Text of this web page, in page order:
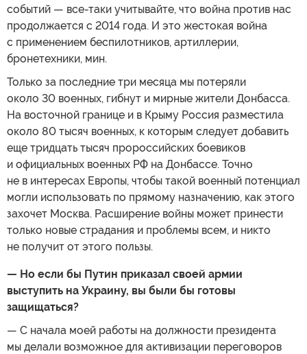
событий — все-таки учитывайте, что война против нас
продолжается с 2014 года. И это жестокая война
с применением беспилотников, артиллерии,
бронетехники, мин.
Только за последние три месяца мы потеряли
около 30 военных, гибнут и мирные жители Донбасса.
На восточной границе и в Крыму Россия разместила
около 80 тысяч военных, к которым следует добавить
еще тридцать тысяч пророссийских боевиков
и официальных военных РФ на Донбассе. Точно
не в интересах Европы, чтобы такой военный потенциал
могли использовать по прямому назначению, как этого
захочет Москва. Расширение войны может принести
только новые страдания и проблемы всем, и никто
не получит от этого пользы.
— Но если бы Путин приказал своей армии
выступить на Украину, вы были бы готовы
защищаться?
— С начала моей работы на должности президента
мы делали возможное для активизации переговоров